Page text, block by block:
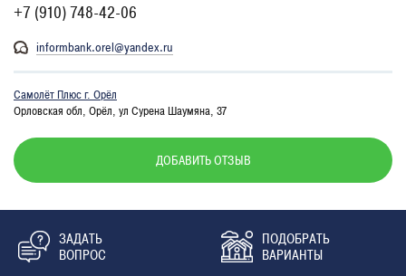
+7 (910) 748-42-06
informbank.orel@yandex.ru
Самолёт Плюс г. Орёл
Орловская обл, Орёл, ул Сурена Шаумяна, 37
ДОБАВИТЬ ОТЗЫВ
ЗАДАТЬ
ВОПРОС
ПОДОБРАТЬ
ВАРИАНТЫ